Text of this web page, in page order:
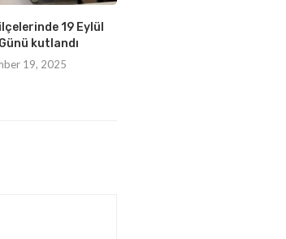
19 Eylül
kutlandı
19, 2025